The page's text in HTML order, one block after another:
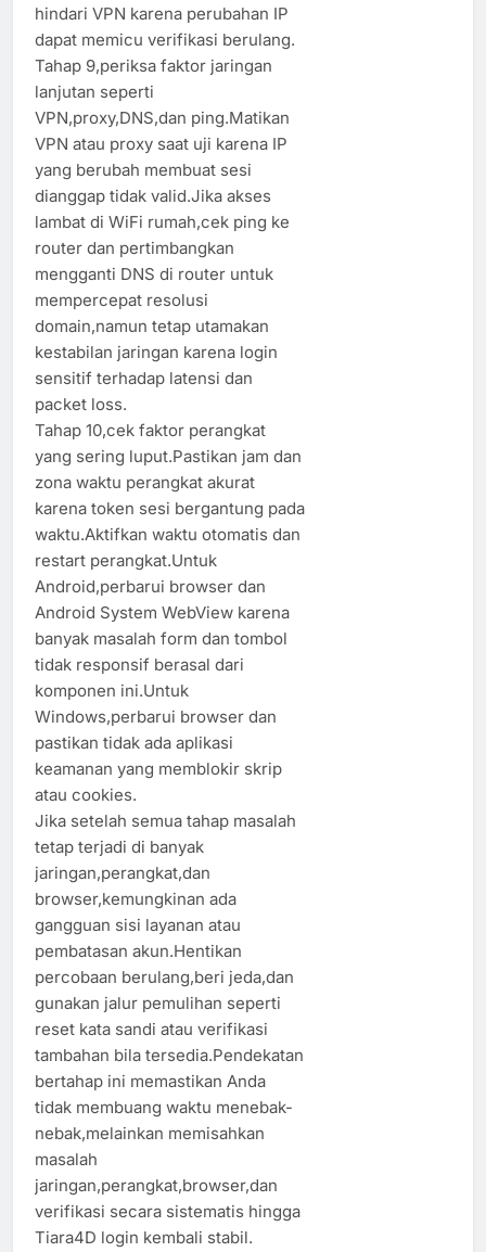
hindari VPN karena perubahan IP
dapat memicu verifikasi berulang.
Tahap 9,periksa faktor jaringan
lanjutan seperti
VPN,proxy,DNS,dan ping.Matikan
VPN atau proxy saat uji karena IP
yang berubah membuat sesi
dianggap tidak valid.Jika akses
lambat di WiFi rumah,cek ping ke
router dan pertimbangkan
mengganti DNS di router untuk
mempercepat resolusi
domain,namun tetap utamakan
kestabilan jaringan karena login
sensitif terhadap latensi dan
packet loss.
Tahap 10,cek faktor perangkat
yang sering luput.Pastikan jam dan
zona waktu perangkat akurat
karena token sesi bergantung pada
waktu.Aktifkan waktu otomatis dan
restart perangkat.Untuk
Android,perbarui browser dan
Android System WebView karena
banyak masalah form dan tombol
tidak responsif berasal dari
komponen ini.Untuk
Windows,perbarui browser dan
pastikan tidak ada aplikasi
keamanan yang memblokir skrip
atau cookies.
Jika setelah semua tahap masalah
tetap terjadi di banyak
jaringan,perangkat,dan
browser,kemungkinan ada
gangguan sisi layanan atau
pembatasan akun.Hentikan
percobaan berulang,beri jeda,dan
gunakan jalur pemulihan seperti
reset kata sandi atau verifikasi
tambahan bila tersedia.Pendekatan
bertahap ini memastikan Anda
tidak membuang waktu menebak-
nebak,melainkan memisahkan
masalah
jaringan,perangkat,browser,dan
verifikasi secara sistematis hingga
Tiara4D login kembali stabil.